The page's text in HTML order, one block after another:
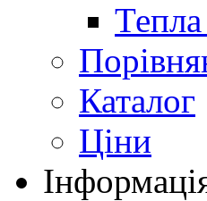
Тепла
Каталог
Ціни